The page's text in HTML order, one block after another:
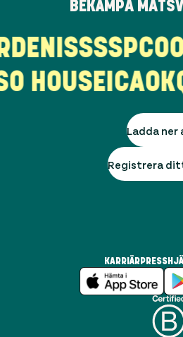
BEKÄMPA
ISSSSP
HOUSEICA
Ladda ner
Registrera
KARRIÄR PRESS